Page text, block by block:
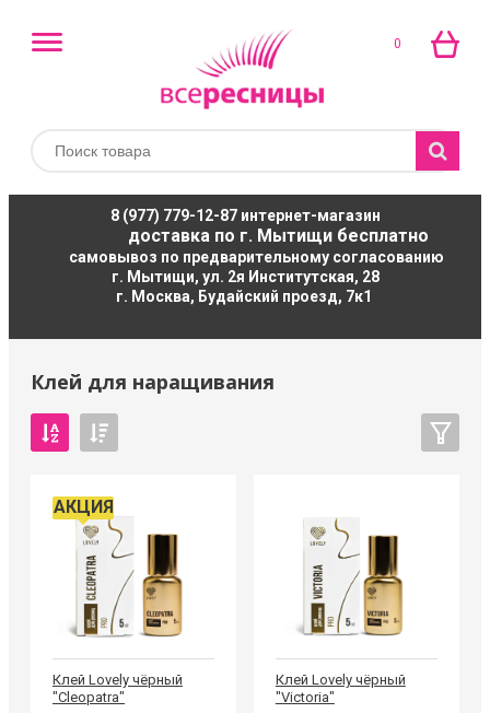
0
8 (977) 779-12-87интернет-магазин
доставка по г. Мытищи бесплатно
самовывоз по предварительному согласованию
г. Мытищи, ул. 2я Институтская, 28
г. Москва, Будайский проезд, 7к1
Клей для наращивания
АКЦИЯ
Клей Lovely чёрный
"Cleopatra"
Клей Lovely чёрный
"Victoria"